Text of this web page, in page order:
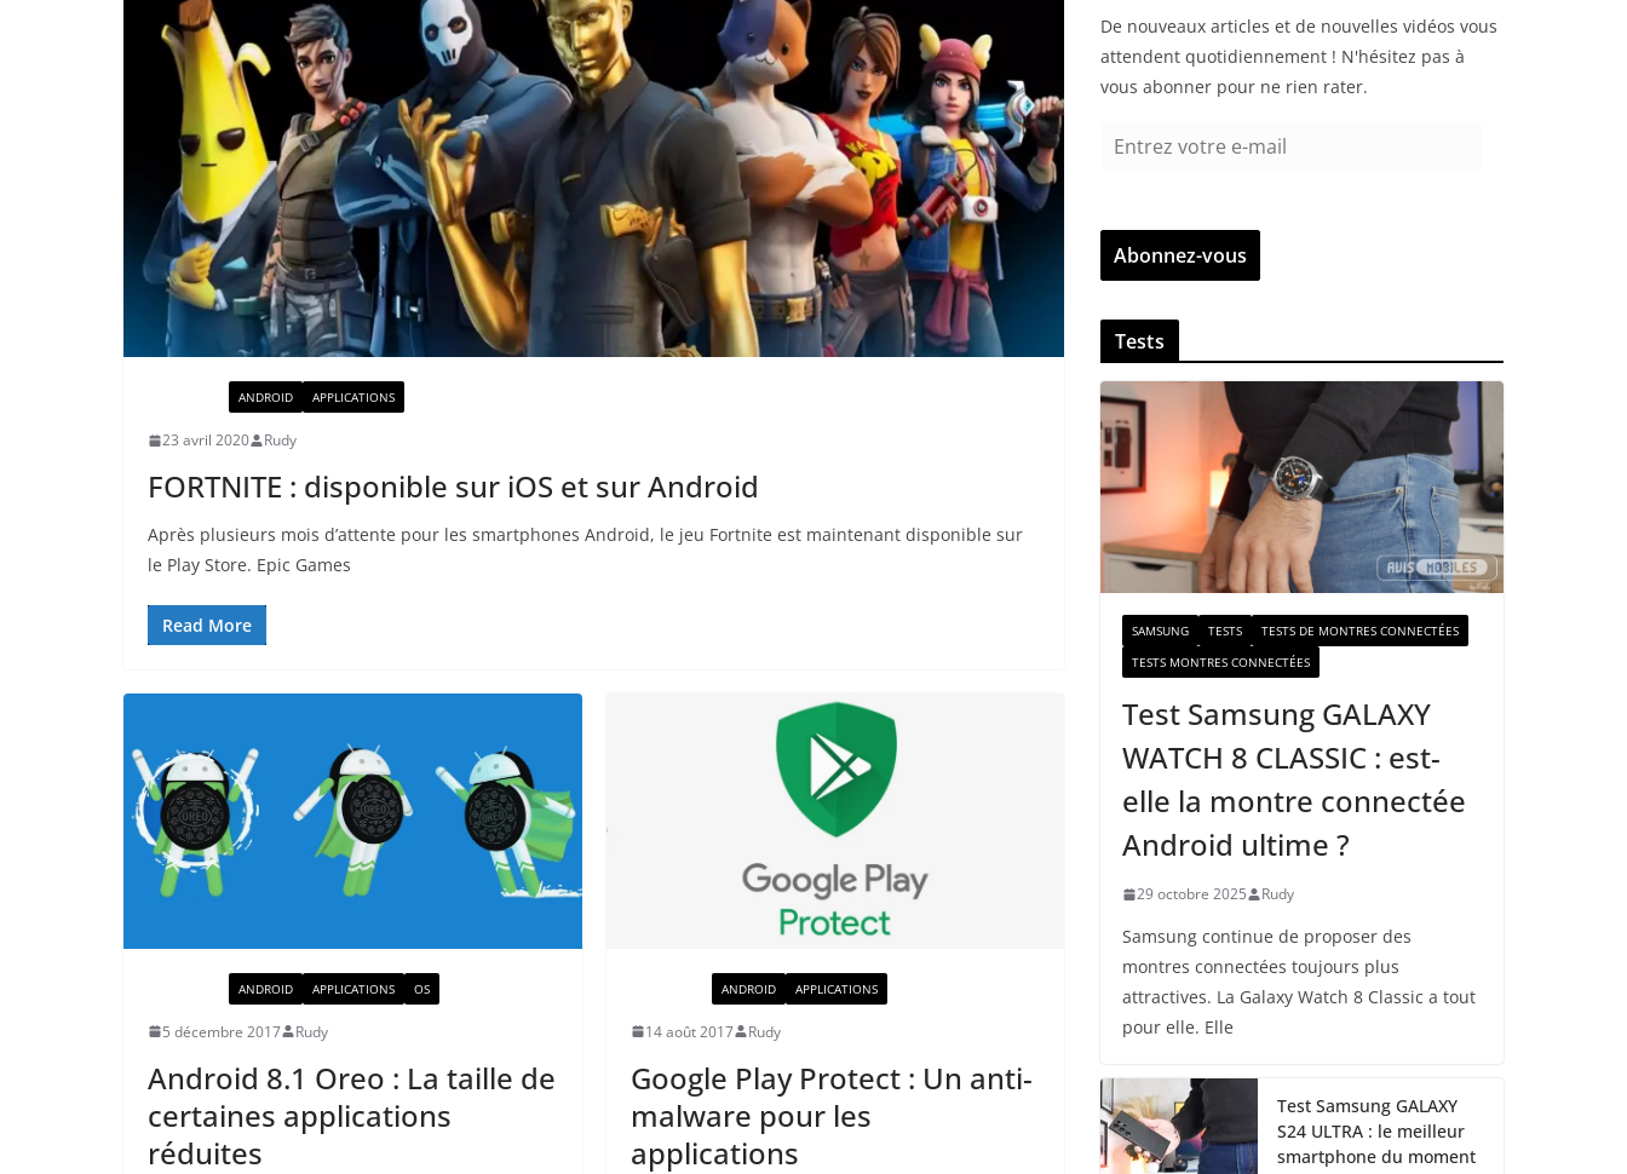
ANDROID APPLICATIONS
23 avril 2020 Rudy
FORTNITE : disponible sur iOS et sur Android
Après plusieurs mois d’attente pour les smartphones Android, le jeu Fortnite est maintenant disponible sur
le Play Store. Epic Games
Read More
ANDROID APPLICATIONS OS
5 décembre 2017 Rudy
Android 8.1 Oreo : La taille de
certaines applications
réduites
ANDROID APPLICATIONS
14 août 2017 Rudy
Google Play Protect : Un anti-
malware pour les
applications
De nouveaux articles et de nouvelles vidéos vous
attendent quotidiennement ! N'hésitez pas à
vous abonner pour ne rien rater.
r
z
v
t
r
e
e
-
a
i
Abonnez-vous
Tests
SAMSUNG TESTS
TESTS DE MONTRES CONNECTÉES
TESTS MONTRES CONNECTÉES
Test Samsung GALAXY
WATCH 8 CLASSIC : est-
elle la montre connectée
Android ultime ?
29 octobre 2025 Rudy
Samsung continue de proposer des
montres connectées toujours plus
attractives. La Galaxy Watch 8 Classic a tout
pour elle. Elle
Test Samsung GALAXY
S24 ULTRA : le meilleur
smartphone du moment